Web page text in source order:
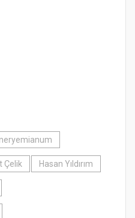
Çelik Hasan Yıldırım